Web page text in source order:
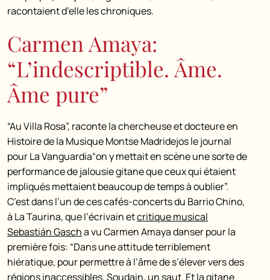
racontaient d’elle les chroniques.
Carmen Amaya:
“L’indescriptible. Âme.
Âme pure”
“Au Villa Rosa”, raconte la chercheuse et docteure en
Histoire de la MusiqueMontse Madridejos le journal
pour La Vanguardia“on y mettait en scène une sorte de
performance de jalousie gitane que ceux qui étaient
impliqués mettaient beaucoup de temps à oublier”.
C’est dans l’un de ces cafés-concerts du Barrio Chino,
à La Taurina, que l’écrivain etcritique musical
Sebastián Gascha vu Carmen Amaya danser pour la
première fois: “Dans une attitude terriblement
hiératique, pour permettre à l’âme de s’élever vers des
régions inaccessibles. Soudain, un saut. Et la gitane